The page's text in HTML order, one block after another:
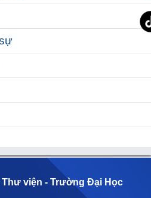
Thư viện - Trường Đại Học